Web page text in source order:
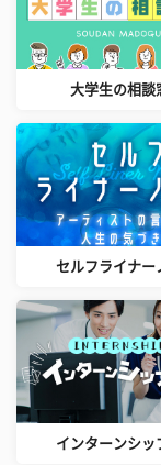
大学生の相談
セルフライナー
インターンシッ